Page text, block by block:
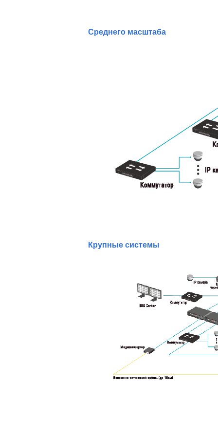
Среднего масштаба
Крупные системы